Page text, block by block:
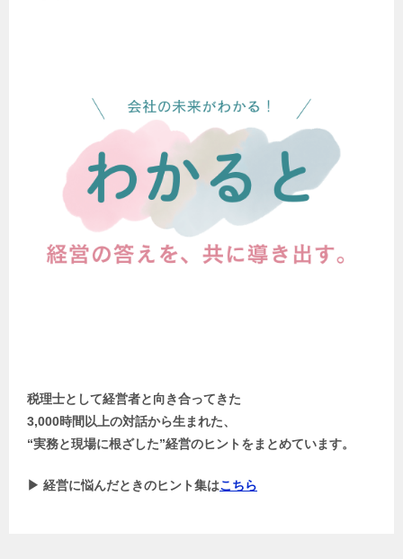
税理士として経営者と向き合ってきた
3,000時間以上の対話から生まれた、
“実務と現場に根ざした”経営のヒントをまとめています。
▶ 経営に悩んだときのヒント集はこちら